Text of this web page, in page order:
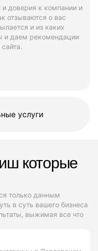
доверия к компании и
отзываются о вас
и из каких
и даем рекомендации
услуги
которые
только данным
в суть вашего бизнеса
выжимая все что